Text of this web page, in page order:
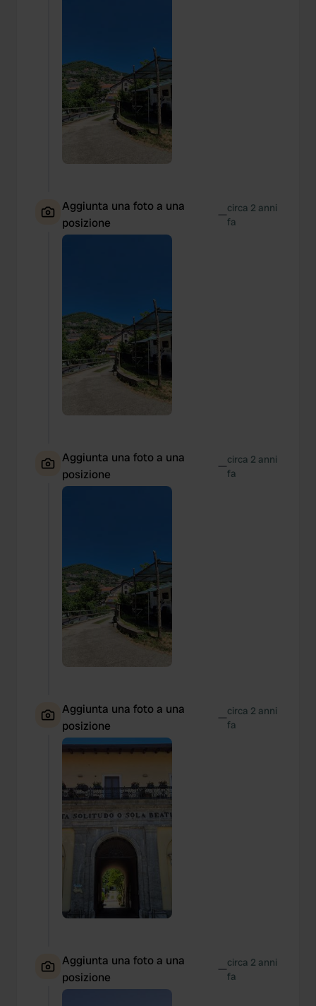
Aggiunta una foto a una
posizione
—circa 2 anni
fa
Aggiunta una foto a una
posizione
—circa 2 anni
fa
Aggiunta una foto a una
posizione
—circa 2 anni
fa
Aggiunta una foto a una
posizione
—circa 2 anni
fa